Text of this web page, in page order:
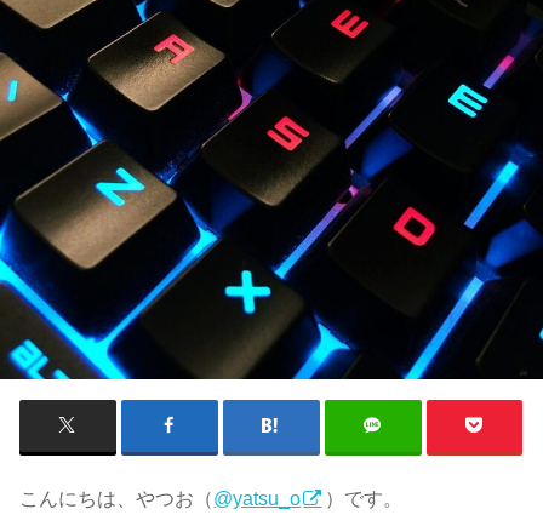
こんにちは、やつお（@yatsu_o ）です。